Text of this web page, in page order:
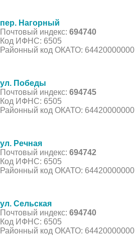
пер. Нагорный
Почтовый индекс: 694740
Код ИФНС: 6505
Районный код ОКАТО: 64420000000
ул. Победы
Почтовый индекс: 694745
Код ИФНС: 6505
Районный код ОКАТО: 64420000000
ул. Речная
Почтовый индекс: 694742
Код ИФНС: 6505
Районный код ОКАТО: 64420000000
ул. Сельская
Почтовый индекс: 694740
Код ИФНС: 6505
Районный код ОКАТО: 64420000000